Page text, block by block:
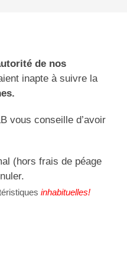
de nos
inapte à suivre la
vous conseille d’avoir
(hors frais de péage
inhabituelles!